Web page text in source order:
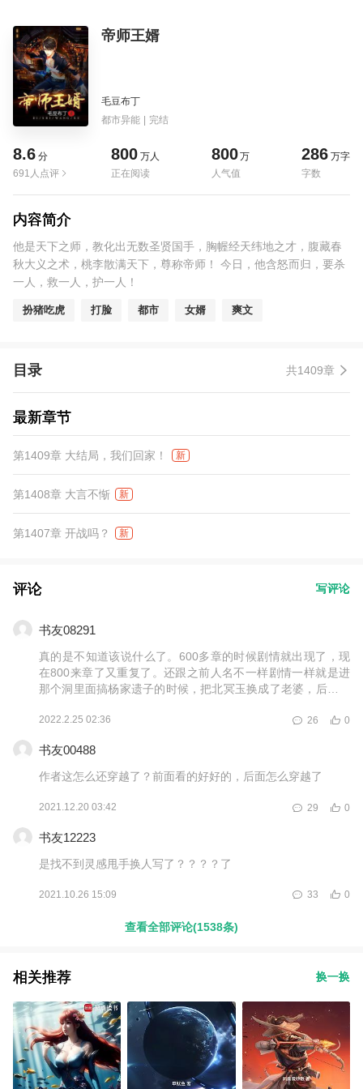
帝师王婿
毛豆布丁
都市异能 | 完结
8.6 分
691人点评
800 万人
正在阅读
800万
人气值
286 万字
字数
内容简介
他是天下之师，教化出无数圣贤国手，胸幄经天纬地之才，腹藏春
秋大义之术，桃李散满天下，尊称帝师！ 今日，他含怒而归，要杀
一人，救一人，护一人！
扮猪吃虎 打脸 都市 女婿 爽文
目录 共1409章
最新章节
第1409章 大结局，我们回家！ 新
第1408章 大言不惭 新
第1407章 开战吗？ 新
评论 写评论
书友08291
真的是不知道该说什么了。600多章的时候剧情就出现了，现
在800来章了又重复了。还跟之前人名不一样剧情一样就是进
那个洞里面搞杨家遗子的时候，把北冥玉换成了老婆，后面直
2022.2.25 02:36 0
26
书友00488
作者这怎么还穿越了？前面看的好好的，后面怎么穿越了
2021.12.20 03:42 0
29
书友12223
是找不到灵感甩手换人写了？？？？了
2021.10.26 15:09 0
33
查看全部评论(1538条)
相关推荐 换一换